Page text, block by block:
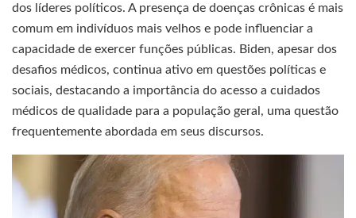
dos líderes políticos. A presença de doenças crônicas é mais
comum em indivíduos mais velhos e pode influenciar a
capacidade de exercer funções públicas. Biden, apesar dos
desafios médicos, continua ativo em questões políticas e
sociais, destacando a importância do acesso a cuidados
médicos de qualidade para a população geral, uma questão
frequentemente abordada em seus discursos.